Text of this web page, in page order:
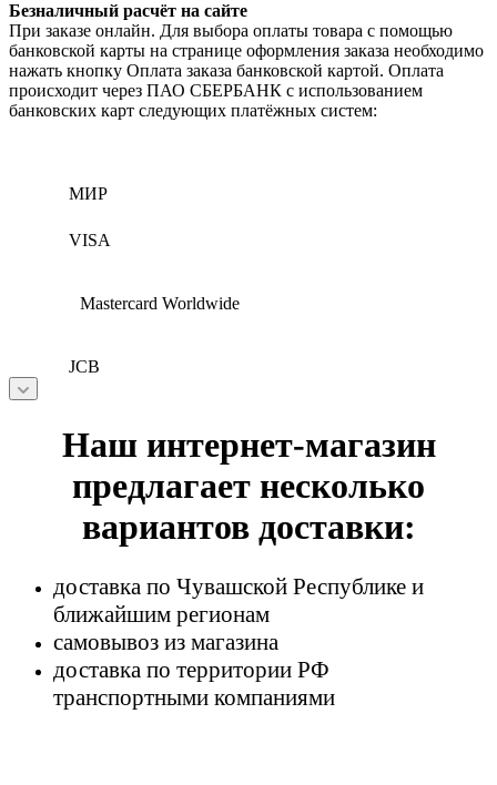
Безналичный расчёт на сайте
При заказе онлайн. Для выбора оплаты товара с помощью
банковской карты на странице оформления заказа необходимо
нажать кнопку Оплата заказа банковской картой. Оплата
происходит через ПАО СБЕРБАНК с использованием
банковских карт следующих платёжных систем:
МИР
VISA
Mastercard Worldwide
JCB
Наш интернет-магазин
предлагает несколько
вариантов доставки:
доставка по Чувашской Республике и
ближайшим регионам
самовывоз из магазина
доставка по территории РФ
транспортными компаниями